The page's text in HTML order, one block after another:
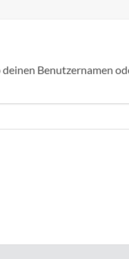
Benutzernamen